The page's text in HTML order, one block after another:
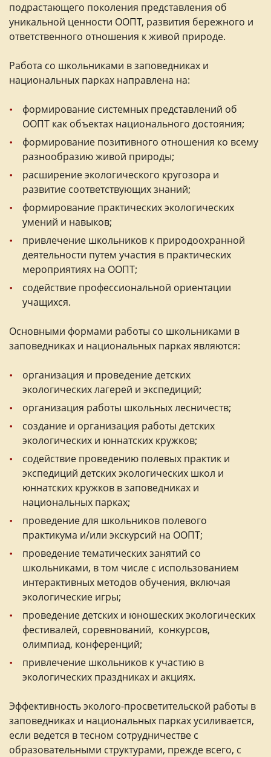
подрастающего поколения представления об
уникальной ценности ООПТ, развития бережного и
ответственного отношения к живой природе.
Работа со школьниками в заповедниках и
национальных парках направлена на:
формирование системных представлений об
ООПТ как объектах национального достояния;
формирование позитивного отношения ко всему
разнообразию живой природы;
расширение экологического кругозора и
развитие соответствующих знаний;
формирование практических экологических
умений и навыков;
привлечение школьников к природоохранной
деятельности путем участия в практических
мероприятиях на ООПТ;
содействие профессиональной ориентации
учащихся.
Основными формами работы со школьниками в
заповедниках и национальных парках являются:
организация и проведение детских
экологических лагерей и экспедиций;
организация работы школьных лесничеств;
создание и организация работы детских
экологических и юннатских кружков;
содействие проведению полевых практик и
экспедиций детских экологических школ и
юннатских кружков в заповедниках и
национальных парках;
проведение для школьников полевого
практикума и/или экскурсий на ООПТ;
проведение тематических занятий со
школьниками, в том числе с использованием
интерактивных методов обучения, включая
экологические игры;
проведение детских и юношеских экологических
фестивалей, соревнований, конкурсов,
олимпиад, конференций;
привлечение школьников к участию в
экологических праздниках и акциях.
Эффективность эколого-просветительской работы в
заповедниках и национальных парках усиливается,
если ведется в тесном сотрудничестве с
образовательными структурами, прежде всего, с